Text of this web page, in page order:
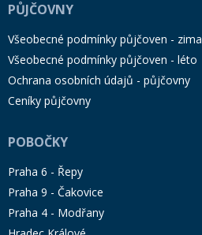
PŮJČOVNY
Všeobecné podmínky půjčoven - zima
Všeobecné podmínky půjčoven - léto
Ochrana osobních údajů - půjčovny
Ceníky půjčovny
POBOČKY
Praha 6 - Řepy
Praha 9 - Čakovice
Praha 4 - Modřany